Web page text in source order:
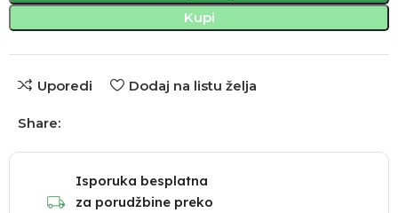
Kupi
Uporedi Dodaj na listu želja
Share:
Isporuka besplatna
za porudžbine preko